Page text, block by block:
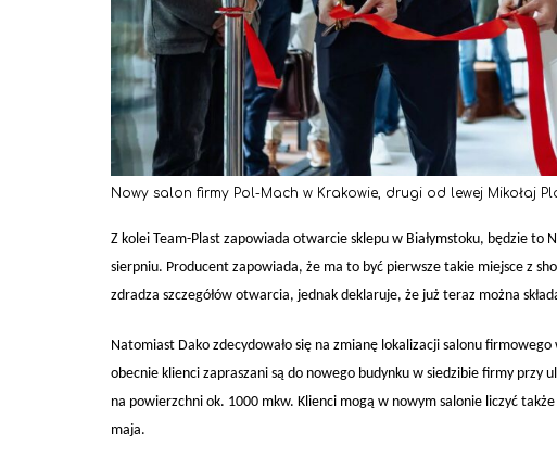
Nowy salon firmy Pol-Mach w Krakowie, drugi od lewej Mikołaj
Z kolei Team-Plast zapowiada otwarcie sklepu w Białymstoku, będzie
sierpniu. Producent zapowiada, że ma to być pierwsze takie miejsce z
zdradza szczegółów otwarcia, jednak deklaruje, że już teraz można
Natomiast Dako zdecydowało się na zmianę lokalizacji salonu
obecnie klienci zapraszani są do nowego budynku w siedzibie firmy przy
na powierzchni ok. 1000 mkw. Klienci mogą w nowym salonie liczyć
maja.